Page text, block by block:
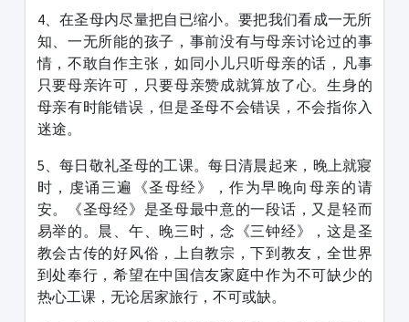
4、在圣母内尽量把自已缩小。要把我们看成一无所
知、一无所能的孩子，事前没有与母亲讨论过的事
情，不敢自作主张，如同小儿只听母亲的话，凡事
只要母亲许可，只要母亲赞成就算放了心。生身的
母亲有时能错误，但是圣母不会错误，不会指你入
迷途。
5、每日敬礼圣母的工课。每日清晨起来，晚上就寢
时，虔诵三遍《圣母经》，作为早晚向母亲的请
安。《圣母经》是圣母最中意的一段话，又是轻而
易举的。晨、午、晚三时，念《三钟经》，这是圣
教会古传的好风俗，上自教宗，下到教友，全世界
到处奉行，希望在中国信友家庭中作为不可缺少的
热心工课，无论居家旅行，不可或缺。